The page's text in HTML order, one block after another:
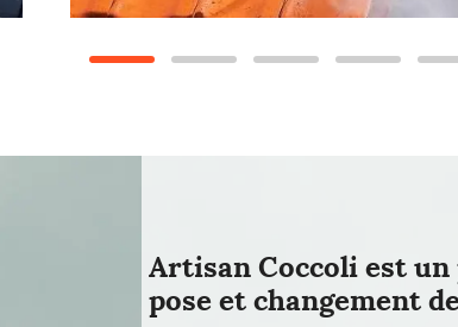
Artisan Coccoli est
pose et changement